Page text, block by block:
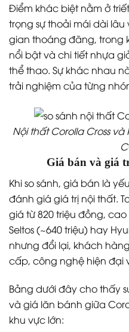
Điểm khác biệt nằm ở
trọng sự thoải mái dài
gian thoáng đãng, trong
nổi bật và chi tiết nhựa
thể thao. Sự khác nhau
trải nghiệm của từng
Nội thất Corolla Cross
Giá bán và giá
Khi so sánh, giá bán là
đánh giá giá trị nội thất.
giá từ 820 triệu đồng,
Seltos (~640 triệu) hay
nhưng đổi lại, khách
cấp, công nghệ hiện đại
Bảng dưới đây cho thấy
và giá lăn bánh giữa
khu vực lớn: